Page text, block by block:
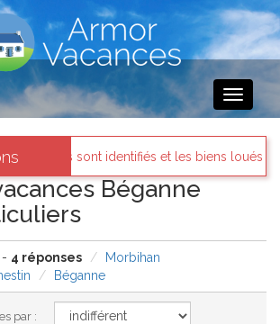
Toggle
et les biens loués existent réellement.
Béganne
4 réponses
Morbihan
Béganne
par :